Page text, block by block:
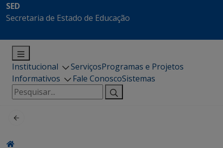
SED
Secretaria de Estado de Educação
Institucional ServiçosProgramas e Projetos
Informativos
Fale ConoscoSistemas
Pesquisar
por: